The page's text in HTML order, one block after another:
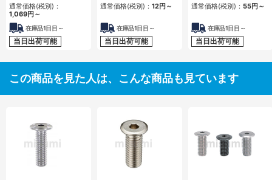
通常価格(税別)：
1,069円 ～
在庫品1日目～
当日出荷可能
通常価格(税別)： 12円 ～
在庫品1日目～
当日出荷可能
通常価格(税別)： 55円 ～
在庫品1日目～
当日出荷可能
この商品を見た人は、こんな商品も見ています